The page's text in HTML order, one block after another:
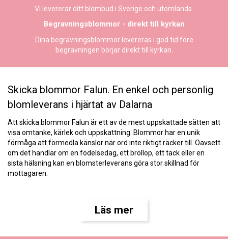
Vi levererar ditt blombud i Sverige och utomlands.
Begravningsblommor - direkt till kyrkan
Dina begravningsblommor levereras i god tid före
begravningen börjar direkt till kyrkan.
Skicka blommor Falun. En enkel och personlig
blomleverans i hjärtat av Dalarna
Att skicka blommor Falun är ett av de mest uppskattade sätten att
visa omtanke, kärlek och uppskattning. Blommor har en unik
förmåga att förmedla känslor när ord inte riktigt räcker till. Oavsett
om det handlar om en födelsedag, ett bröllop, ett tack eller en
sista hälsning kan en blomsterleverans göra stor skillnad för
mottagaren.
området kan varje bukett bindas för hand och levereras direkt till
Läs mer